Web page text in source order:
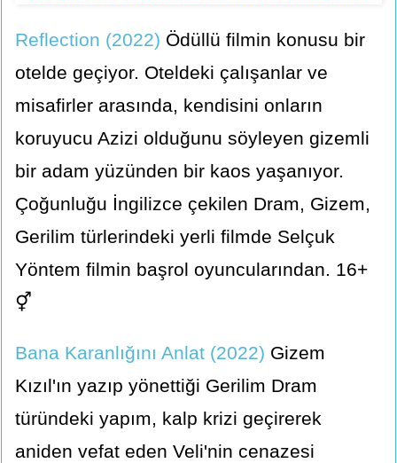
Reflection (2022) Ödüllü filmin konusu bir
otelde geçiyor. Oteldeki çalışanlar ve
misafirler arasında, kendisini onların
koruyucu Azizi olduğunu söyleyen gizemli
bir adam yüzünden bir kaos yaşanıyor.
Çoğunluğu İngilizce çekilen Dram, Gizem,
Gerilim türlerindeki yerli filmde Selçuk
Yöntem filmin başrol oyuncularından. 16+
⚥
Bana Karanlığını Anlat (2022) Gizem
Kızıl'ın yazıp yönettiği Gerilim Dram
türündeki yapım, kalp krizi geçirerek
aniden vefat eden Veli'nin cenazesi